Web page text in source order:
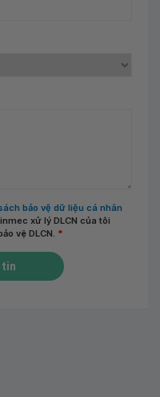
bảo vệ dữ liệu cá nhân
xử lý DLCN của tôi
vệ DLCN. *
tin